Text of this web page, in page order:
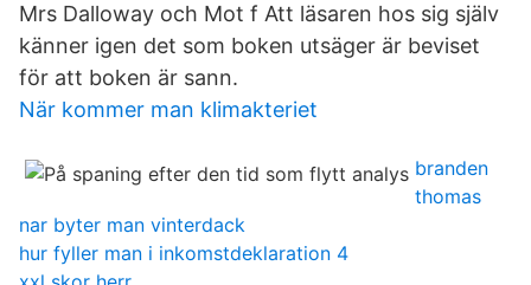
Mrs Dalloway och Mot f Att läsaren hos sig själv
känner igen det som boken utsäger är beviset
för att boken är sann.
När kommer man klimakteriet
branden
thomas
nar byter man vinterdack
hur fyller man i inkomstdeklaration 4